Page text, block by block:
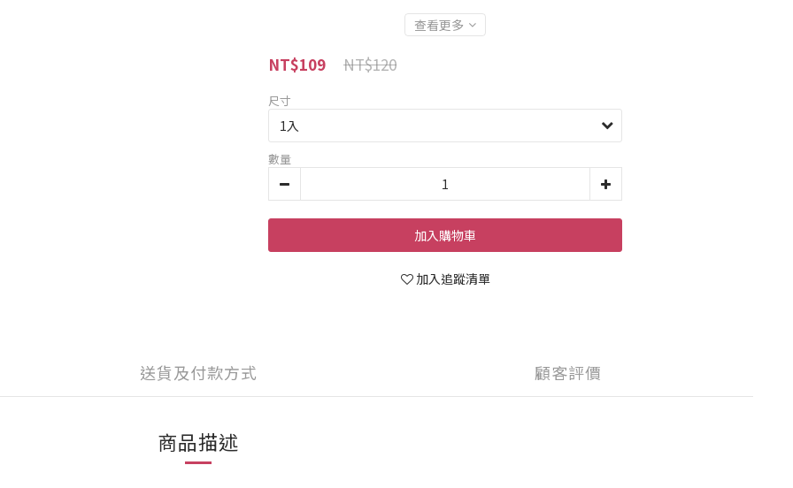
查看更多
NT$120
NT$109
尺寸
數量
加入購物車
加入追蹤清單
送貨及付款方式 顧客評價
商品描述